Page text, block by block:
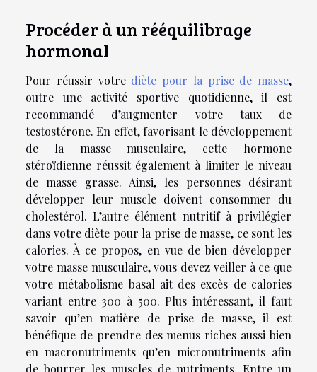
Procéder à un rééquilibrage
hormonal
Pour réussir votre diète pour la prise de masse,
outre une activité sportive quotidienne, il est
recommandé d’augmenter votre taux de
testostérone. En effet, favorisant le développement
de la masse musculaire, cette hormone
stéroïdienne réussit également à limiter le niveau
de masse grasse. Ainsi, les personnes désirant
développer leur muscle doivent consommer du
cholestérol. L’autre élément nutritif à privilégier
dans votre diète pour la prise de masse, ce sont les
calories. À ce propos, en vue de bien développer
votre masse musculaire, vous devez veiller à ce que
votre métabolisme basal ait des excès de calories
variant entre 300 à 500. Plus intéressant, il faut
savoir qu’en matière de prise de masse, il est
bénéfique de prendre des menus riches aussi bien
en macronutriments qu’en micronutriments afin
de bourrer les muscles de nutriments. Entre un